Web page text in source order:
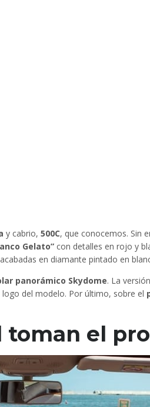
y cabrio, 500C, que conocemos. Sin
Gelato” con detalles en rojo y
en diamante pintado en
panorámico Skydome. La versión
del modelo. Por último, sobre el
toman el